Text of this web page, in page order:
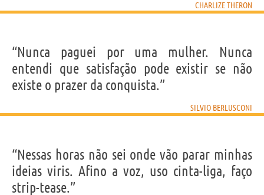
CHARLIZE THERON
“Nunca paguei por uma mulher. Nunca
entendi que satisfação pode existir se não
existe o prazer da conquista.”
SILVIO BERLUSCONI
“Nessas horas não sei onde vão parar minhas
ideias viris. Afino a voz, uso cinta-liga, faço
strip-tease.”